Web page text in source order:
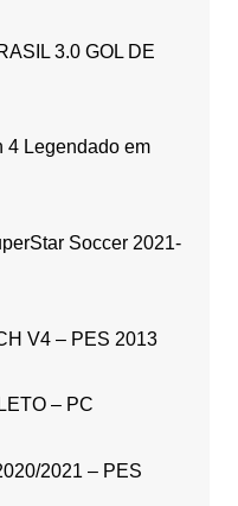
3.0 GOL DE
4 Legendado em
Soccer 2021-
V4 – PES 2013
– PC
2021 – PES